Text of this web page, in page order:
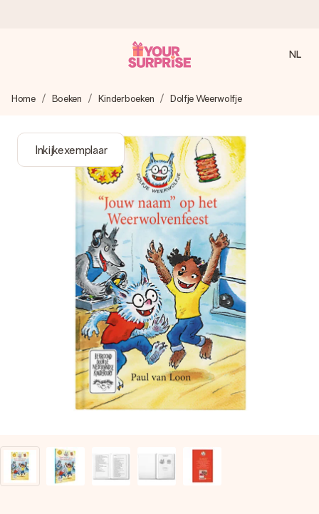
We maken jouw cadeau met zorg en zorgen dat het
4,8 (gebaseerd op +8.000 reviews)
Onze cadeaus worden gewaardeerd. Klanten beoordelen
ons met een 4,7 op Google Reviews
Gratis wenskaartje
Je maakt in een paar stappen iets unieks – met haar naam,
jullie foto of een boodschap die raakt. Zonder gedoe, maar
met alle aandacht voor het moment.
NL
Home Boeken Kinderboeken Dolfje Weerwolfje
Inkijkexemplaar